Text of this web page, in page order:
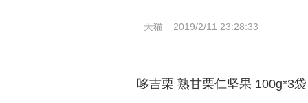
天猫 2019/2/11 23:28:33
哆吉栗 熟甘栗仁坚果 100g*3袋